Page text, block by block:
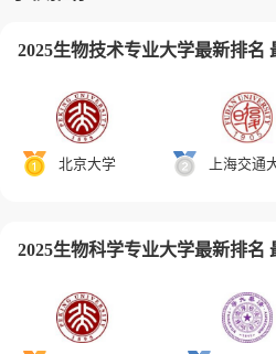
2025生物技术专业大学最新排名
北京大学 上海交通
2025生物科学专业大学最新排名